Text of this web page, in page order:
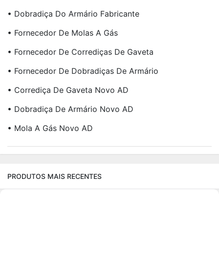
• Dobradiça Do Armário Fabricante
• Fornecedor De Molas A Gás
• Fornecedor De Corrediças De Gaveta
• Fornecedor De Dobradiças De Armário
• Corrediça De Gaveta Novo AD
• Dobradiça De Armário Novo AD
• Mola A Gás Novo AD
PRODUTOS MAIS RECENTES